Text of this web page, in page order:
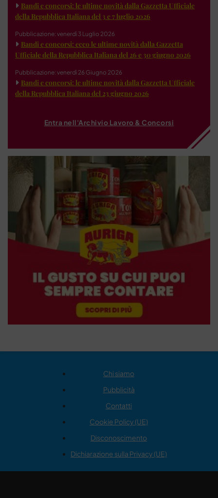
Bandi e concorsi: le ultime novità dalla Gazzetta Ufficiale
della Repubblica Italiana del 3 e 7 luglio 2026
Pubblicazione: venerdì 3 Luglio 2026
Bandi e concorsi: ecco le ultime novità dalla Gazzetta
Ufficiale della Repubblica Italiana del 26 e 30 giugno 2026
Pubblicazione: venerdì 26 Giugno 2026
Bandi e concorsi: le ultime novità dalla Gazzetta Ufficiale
della Repubblica Italiana del 23 giugno 2026
Entra nell'Archivio Lavoro & Concorsi
Chi siamo
Pubblicità
Contatti
Cookie Policy (UE)
Disconoscimento
Dichiarazione sulla Privacy (UE)